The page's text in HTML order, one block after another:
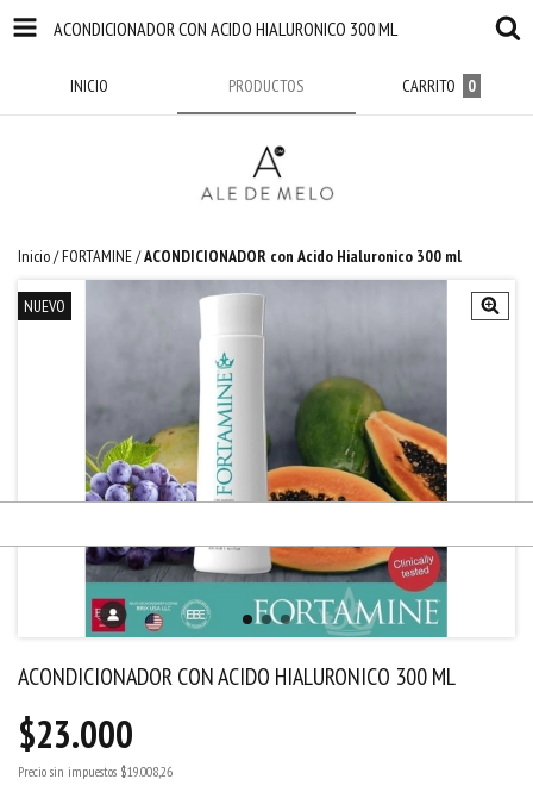
ACONDICIONADOR CON ACIDO HIALURONICO 300 ML
INICIO PRODUCTOS CARRITO 0
Inicio/FORTAMINE/ACONDICIONADOR con Acido Hialuronico 300 ml
NUEVO
ACONDICIONADOR CON ACIDO HIALURONICO 300 ML
$23.000
Precio sin impuestos $19.008,26